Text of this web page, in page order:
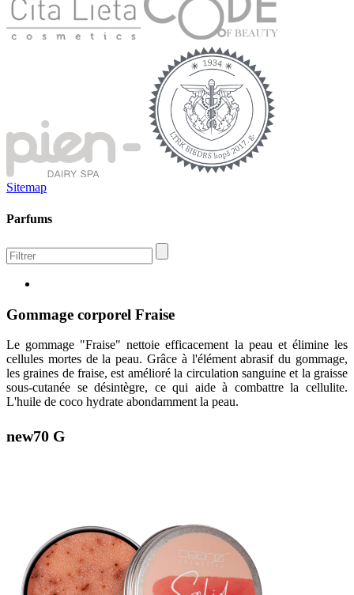
Sitemap
Parfums
Gommage corporel Fraise
Le gommage "Fraise" nettoie efficacement la peau et élimine les
cellules mortes de la peau. Grâce à l'élément abrasif du gommage,
les graines de fraise, est amélioré la circulation sanguine et la graisse
sous-cutanée se désintègre, ce qui aide à combattre la cellulite.
L'huile de coco hydrate abondamment la peau.
new70 G